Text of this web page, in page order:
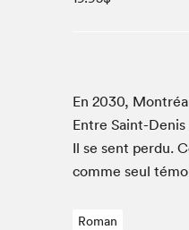
Espace Lis-moi
Le grand jeu de
Espace Montréal-
Zone Manga
En 2030,
Entre Saint-
Il se sent per­du.
comme seul
Roman